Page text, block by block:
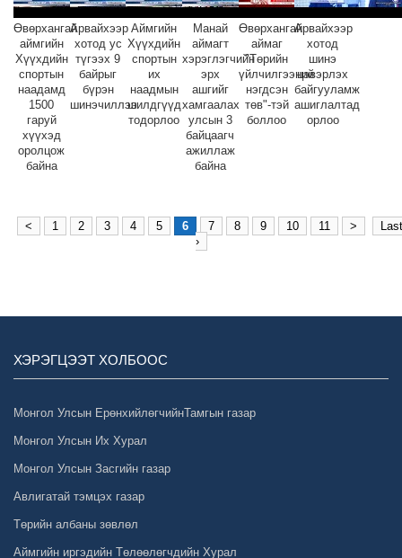
Өвөрхангай
аймгийн
Хүүхдийн
спортын
наадамд
1500
гаруй
хүүхэд
оролцож
байна
Арвайхээр
хотод ус
түгээх 9
байрыг
бүрэн
шинэчиллээ
Аймгийн
Хүүхдийн
спортын
их
наадмын
шилдгүүд
тодорлоо
Манай
аймагт
хэрэглэгчийн
эрх
ашгийг
хамгаалах
улсын 3
байцаагч
ажиллаж
байна
Өвөрхангай
аймаг
"Төрийн
үйлчилгээний
нэгдсэн
төв"-тэй
боллоо
Арвайхээр
хотод
шинэ
цэвэрлэх
байгууламж
ашиглалтад
орлоо
< 1 2 3 4 5 6 7 8 9 10 11 >
Last
›
ХЭРЭГЦЭЭТ ХОЛБООС
Монгол Улсын ЕрөнхийлөгчийнТамгын газар
Монгол Улсын Их Хурал
Монгол Улсын Засгийн газар
Авлигатай тэмцэх газар
Төрийн албаны зөвлөл
Аймгийн иргэдийн Төлөөлөгчдийн Хурал